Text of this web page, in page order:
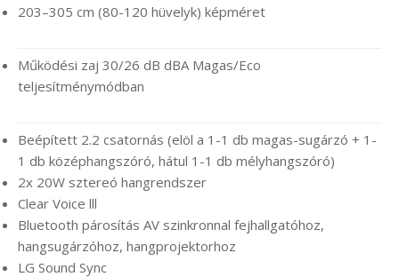
203–305 cm (80-120 hüvelyk) képméret
Működési zaj 30/26 dB dBA Magas/Eco
teljesítménymódban
Beépített 2.2 csatornás (elöl a 1-1 db magas-sugárzó + 1-
1 db középhangszóró, hátul 1-1 db mélyhangszóró)
2x 20W sztereó hangrendszer
Clear Voice lll
Bluetooth párosítás AV szinkronnal fejhallgatóhoz,
hangsugárzóhoz, hangprojektorhoz
LG Sound Sync